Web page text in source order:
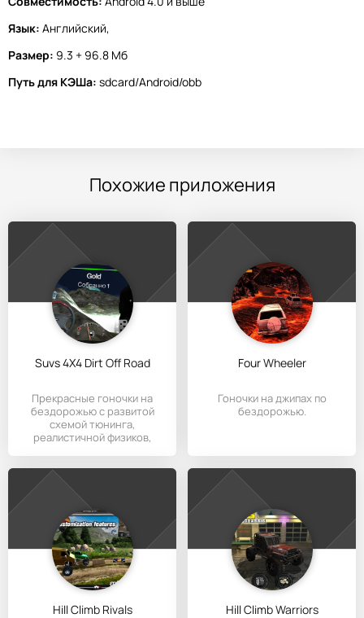
Язык: Английский,
Размер: 9.3 + 96.8 Мб
Путь для КЭШа: sdcard/Android/obb
Похожие приложения
Suvs 4X4 Dirt Off Road
Прекрасные гоночки на
бездорожью с развитой
схемой тюнинга,
реалистичной физиков,
Four Wheeler
Гоночки на джипах по
бездорожью.
Hill Climb Rivals Hill Climb Warriors